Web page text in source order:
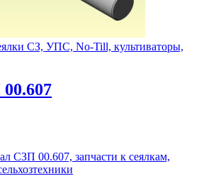
СЗ, УПС, No-Till, культиваторы,
СЗП 00.607, запчасти к сеялкам,